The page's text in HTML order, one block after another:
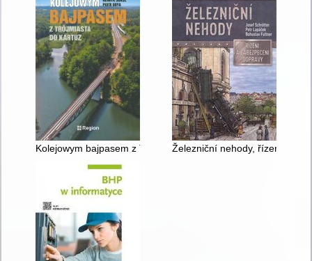
Kolejowym bajpasem z Trójmiasta do KartuzŽelezniční nehody, řízení a